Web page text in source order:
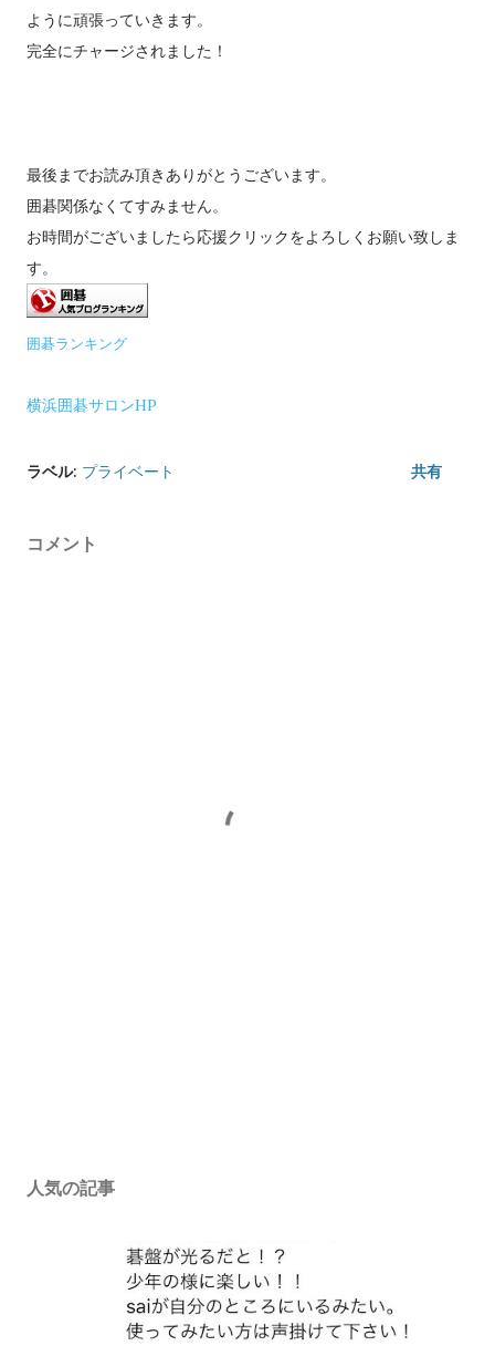
ように頑張っていきます。
完全にチャージされました！
最後までお読み頂きありがとうございます。
囲碁関係なくてすみません。
お時間がございましたら応援クリックをよろしくお願い致しま
す。
囲碁ランキング
横浜囲碁サロンHP
ラベル: プライベート 共有
コメント
人気の記事